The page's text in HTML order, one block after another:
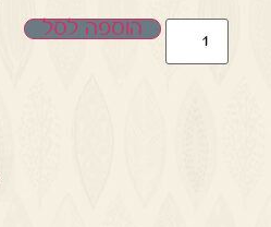
הוספה לסל